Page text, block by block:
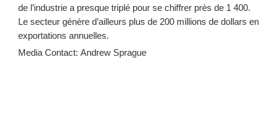
de l’industrie a presque triplé pour se chiffrer près de 1 400.
Le secteur génère d’ailleurs plus de 200 millions de dollars en
exportations annuelles.
Media Contact: Andrew Sprague